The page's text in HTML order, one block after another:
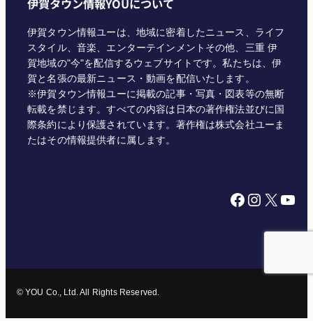
伊賀タウン情報ユーは、地域に密着したニュース、ライフ
スタイル、音楽、エンターテインメントその他、三重 伊
賀地域の"今"を配信するウェブサイトです。私たちは、伊
賀と名張の最新ニュース・動画を配信いたします。
※伊賀タウン情報ユーに掲載の記事・写真・図表等の無断
転載を禁じます。すべての内容は日本の著作権法並びに国
際条約により保護されています。著作権は株式会社ユーま
たはその情報提供者に属します。
Facebook Instagram X YouTube
© YOU Co., Ltd. All Rights Reserved.